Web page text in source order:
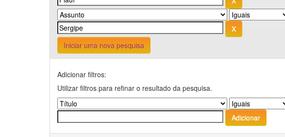
Iniciar uma nova pesquisa
Adicionar filtros:
Utilizar filtros para refinar o resultado da pesquisa.